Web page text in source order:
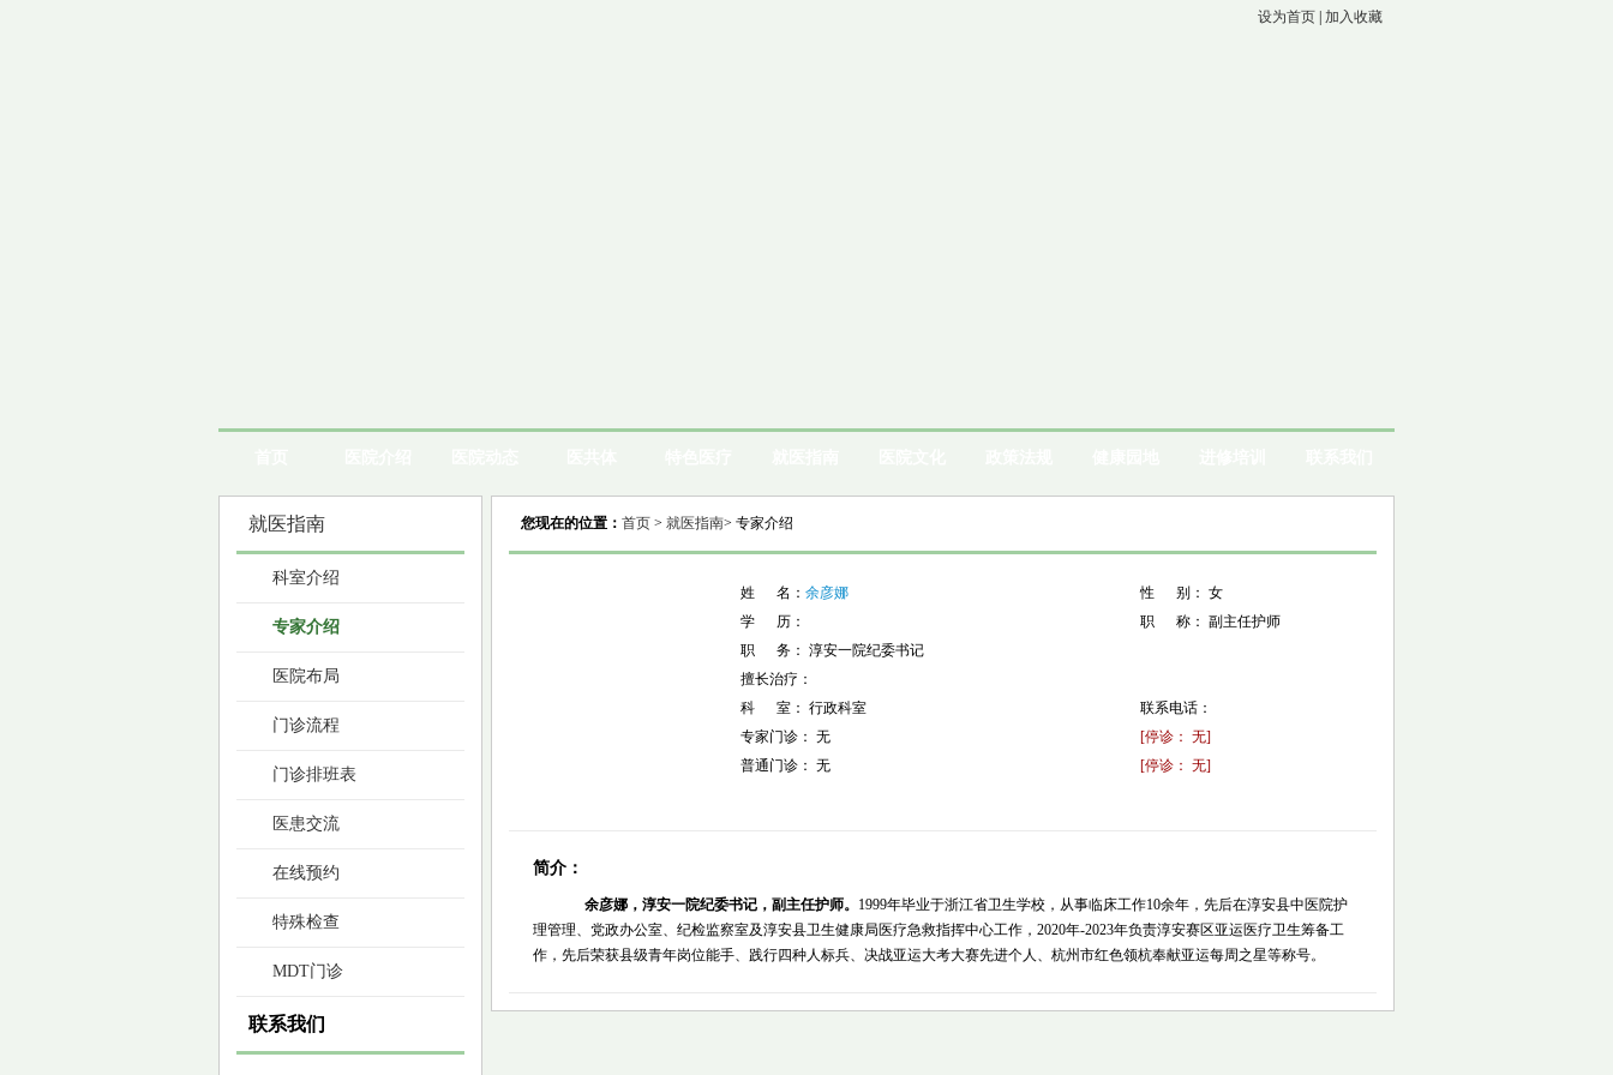
设为首页 加入收藏
就医指南
科室介绍
专家介绍
医院布局
门诊流程
门诊排班表
医患交流
在线预约
特殊检查
MDT门诊
联系我们
您现在的位置： 首页 > 就医指南> 专家介绍
姓 名： 余彦娜
性 别： 女
学 历：
职 称： 副主任护师
职 务： 淳安一院纪委书记
擅长治疗：
科 室： 行政科室
联系电话：
专家门诊： 无
[停诊： 无]
普通门诊： 无
[停诊： 无]
简介：
余彦娜，淳安一院纪委书记，副主任护师。 1999年毕业于浙江省卫生学校，从事临床工作10余年，先后在淳安县中医院护
理管理、党政办公室、纪检监察室及淳安县卫生健康局医疗急救指挥中心工作，2020年-2023年负责淳安赛区亚运医疗卫生筹备工
作，先后荣获县级青年岗位能手、践行四种人标兵、决战亚运大考大赛先进个人、杭州市红色领杭奉献亚运每周之星等称号。